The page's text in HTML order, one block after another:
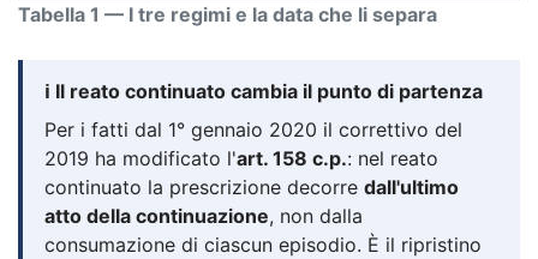
Tabella 1 — I tre regimi e la data che li separa
ℹ️ Il reato continuato cambia il punto di partenza
Per i fatti dal 1° gennaio 2020 il correttivo del
2019 ha modificato l'art. 158 c.p.: nel reato
continuato la prescrizione decorre dall'ultimo
atto della continuazione, non dalla
consumazione di ciascun episodio. È il ripristino